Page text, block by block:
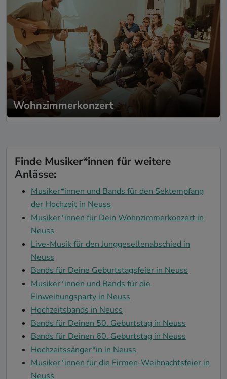
Wohnzimmerkonzert
Finde Musiker*innen für weitere
Anlässe:
Musiker*innen und Bands für den Sektempfang
der Hochzeit in Neuss
Musiker*innen für Dein Wohnzimmerkonzert in
Neuss
Live-Musik für den Junggesellenabschied in
Neuss
Bands für Deine Geburtstagsfeier in Neuss
Musiker*innen und Bands für die
Einweihungsparty in Neuss
Hochzeitsbands in Neuss
Bands für Deinen 50. Geburtstag in Neuss
Bands für Deinen 60. Geburtstag in Neuss
Hochzeitssänger*in in Neuss
Musiker*innen für die Firmen-Weihnachtsfeier in
Neuss